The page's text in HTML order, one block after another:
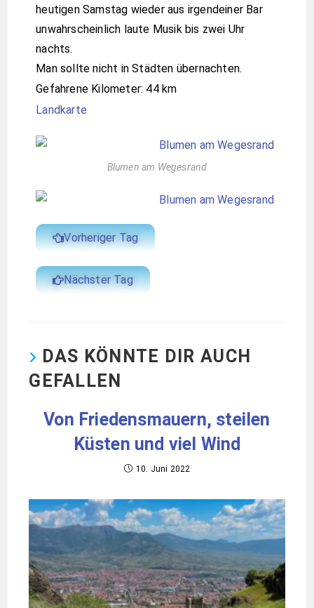
heutigen Samstag wieder aus irgendeiner Bar
unwahrscheinlich laute Musik bis zwei Uhr
nachts.
Man sollte nicht in Städten übernachten.
Gefahrene Kilometer: 44 km
Landkarte
Blumen am Wegesrand
Vorheriger Tag
Nächster Tag
DAS KÖNNTE DIR AUCH
GEFALLEN
Von Friedensmauern, steilen
Küsten und viel Wind
10. Juni 2022